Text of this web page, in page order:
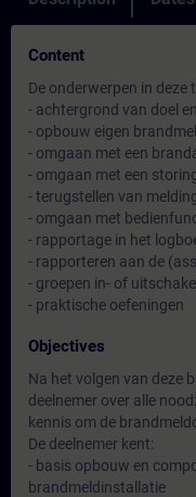
Content
De onderwerpen in deze
- achtergrond van doel
- opbouw eigen
- omgaan met een
- omgaan met een
- terugstellen van
- omgaan met
- rapportage in het
- rapporteren aan de
- groepen in- of
- praktische oefeningen
Objectives
Na het volgen van deze
deelnemer over alle
kennis om de
De deelnemer kent:
- basis opbouw en
brandmeldinstallatie